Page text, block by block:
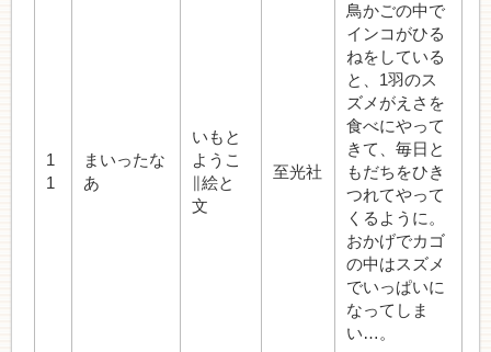
1
1
まいったな
あ
いもと
ようこ
∥絵と
文
至光社
鳥かごの中で
インコがひる
ねをしている
と、1羽のス
ズメがえさを
食べにやって
きて、毎日と
もだちをひき
つれてやって
くるように。
おかげでカゴ
の中はスズメ
でいっぱいに
なってしま
い…。